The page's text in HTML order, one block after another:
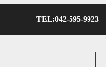
TEL:042-595-9923